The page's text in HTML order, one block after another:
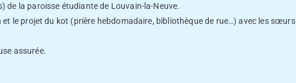
de la paroisse étudiante de Louvain-la-Neuve.
le projet du kot (prière hebdomadaire, bibliothèque de rue…) avec les sœurs
assurée.